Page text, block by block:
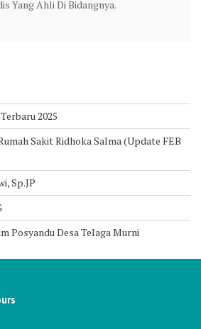
Yang Ahli Di Bidangnya.
2025
Sakit Ridhoka Salma (Update FEB
Sp.JP
Posyandu Desa Telaga Murni